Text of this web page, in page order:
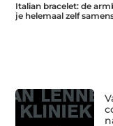
Italian bracelet: de
je helemaal zelf